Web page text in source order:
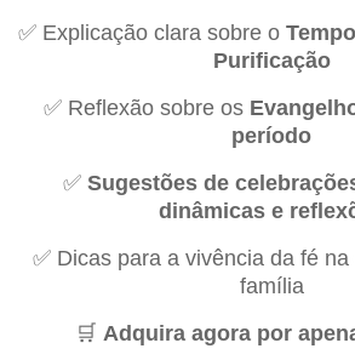
✅Explicação clara sobre o
Purificação
✅ Reflexão sobre os
período
✅ Sugestões de
dinâmicas e
✅ Dicas para a vivência da fé na
família
🛒 Adquira agora por